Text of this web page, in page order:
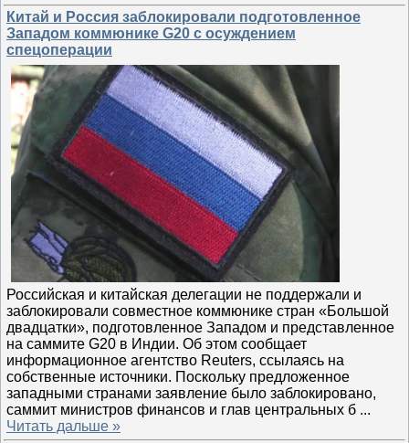
Китай и Россия заблокировали подготовленное
Западом коммюнике G20 с осуждением
спецоперации
Российская и китайская делегации не поддержали и
заблокировали совместное коммюнике стран «Большой
двадцатки», подготовленное Западом и представленное
на саммите G20 в Индии. Об этом сообщает
информационное агентство Reuters, ссылаясь на
собственные источники. Поскольку предложенное
западными странами заявление было заблокировано,
саммит министров финансов и глав центральных б ...
Читать дальше »